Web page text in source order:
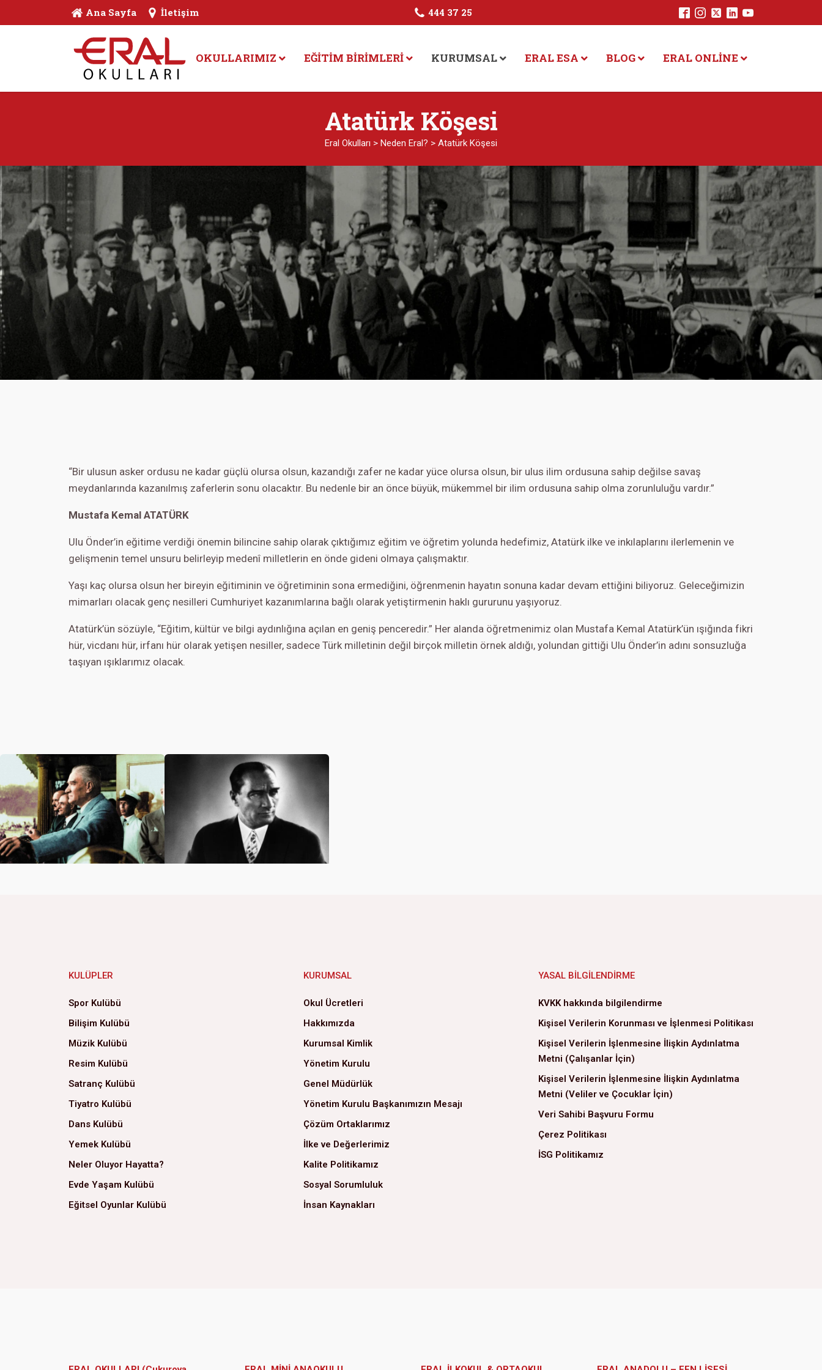
Ana Sayfa İletişim 444 37 25
OKULLARIMIZ EĞITIM BIRIMLERI KURUMSAL ERAL ESA BLOG ERAL ONLINE
Atatürk Köşesi
Eral Okulları > Neden Eral? > Atatürk Köşesi
“Bir ulusun asker ordusu ne kadar güçlü olursa olsun, kazandığı zafer ne kadar yüce olursa olsun, bir ulus ilim ordusuna sahip değilse savaş
meydanlarında kazanılmış zaferlerin sonu olacaktır. Bu nedenle bir an önce büyük, mükemmel bir ilim ordusuna sahip olma zorunluluğu vardır.”
Mustafa Kemal ATATÜRK
Ulu Önder’in eğitime verdiği önemin bilincine sahip olarak çıktığımız eğitim ve öğretim yolunda hedefimiz, Atatürk ilke ve inkılaplarını ilerlemenin ve
gelişmenin temel unsuru belirleyip medenî milletlerin en önde gideni olmaya çalışmaktır.
Yaşı kaç olursa olsun her bireyin eğitiminin ve öğretiminin sona ermediğini, öğrenmenin hayatın sonuna kadar devam ettiğini biliyoruz. Geleceğimizin
mimarları olacak genç nesilleri Cumhuriyet kazanımlarına bağlı olarak yetiştirmenin haklı gururunu yaşıyoruz.
Atatürk’ün sözüyle, “Eğitim, kültür ve bilgi aydınlığına açılan en geniş penceredir.” Her alanda öğretmenimiz olan Mustafa Kemal Atatürk’ün ışığında fikri
hür, vicdanı hür, irfanı hür olarak yetişen nesiller, sadece Türk milletinin değil birçok milletin örnek aldığı, yolundan gittiği Ulu Önder’in adını sonsuzluğa
taşıyan ışıklarımız olacak.
KULÜPLER
Spor Kulübü
Bilişim Kulübü
Müzik Kulübü
Resim Kulübü
Satranç Kulübü
Tiyatro Kulübü
Dans Kulübü
Yemek Kulübü
Neler Oluyor Hayatta?
Evde Yaşam Kulübü
Eğitsel Oyunlar Kulübü
KURUMSAL
Okul Ücretleri
Hakkımızda
Kurumsal Kimlik
Yönetim Kurulu
Genel Müdürlük
Yönetim Kurulu Başkanımızın Mesajı
Çözüm Ortaklarımız
İlke ve Değerlerimiz
Kalite Politikamız
Sosyal Sorumluluk
İnsan Kaynakları
YASAL BILGILENDIRME
KVKK hakkında bilgilendirme
Kişisel Verilerin Korunması ve İşlenmesi Politikası
Kişisel Verilerin İşlenmesine İlişkin Aydınlatma
Metni (Çalışanlar İçin)
Kişisel Verilerin İşlenmesine İlişkin Aydınlatma
Metni (Veliler ve Çocuklar İçin)
Veri Sahibi Başvuru Formu
Çerez Politikası
İSG Politikamız